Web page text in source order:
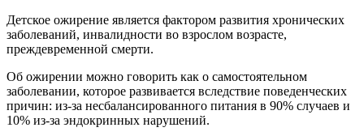
Детское ожирение является фактором развития хронических
заболеваний, инвалидности во взрослом возрасте,
преждевременной смерти.
Об ожирении можно говорить как о самостоятельном
заболевании, которое развивается вследствие поведенческих
причин: из-за несбалансированного питания в 90% случаев и
10% из-за эндокринных нарушений.